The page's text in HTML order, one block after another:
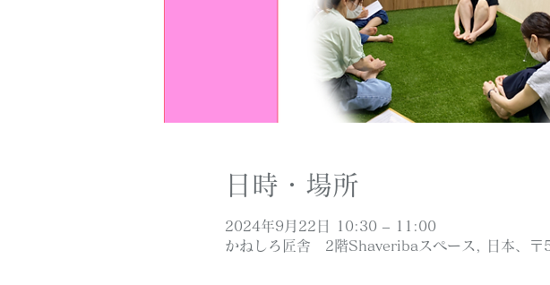
日時・場所
2024年9月22日 10:30 – 11:00
かねしろ匠舎 2階Shaveribaスペース, 日本、